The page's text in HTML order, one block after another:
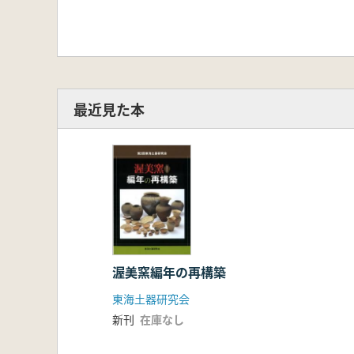
最近見た本
渥美窯編年の再構築
東海土器研究会
新刊 在庫なし